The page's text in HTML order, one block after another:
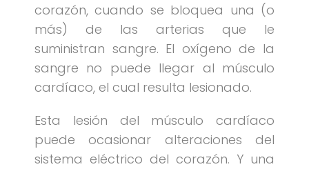
corazón, cuando se bloquea una (o
más) de las arterias que le
suministran sangre. El oxígeno de la
sangre no puede llegar al músculo
cardíaco, el cual resulta lesionado.
Esta lesión del músculo cardíaco
puede ocasionar alteraciones del
sistema eléctrico del corazón. Y una